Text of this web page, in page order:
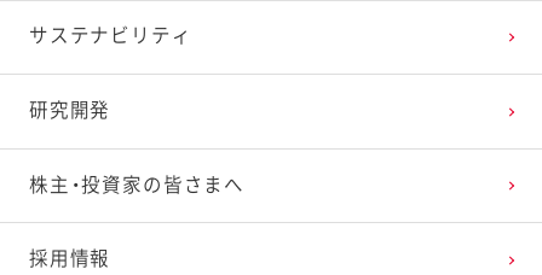
サステナビリティ
研究開発
株主・投資家の皆さまへ
採用情報